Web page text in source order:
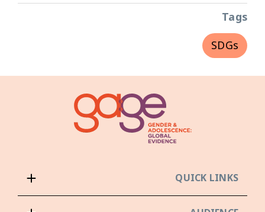
Tags
SDGs
QUICK LINKS